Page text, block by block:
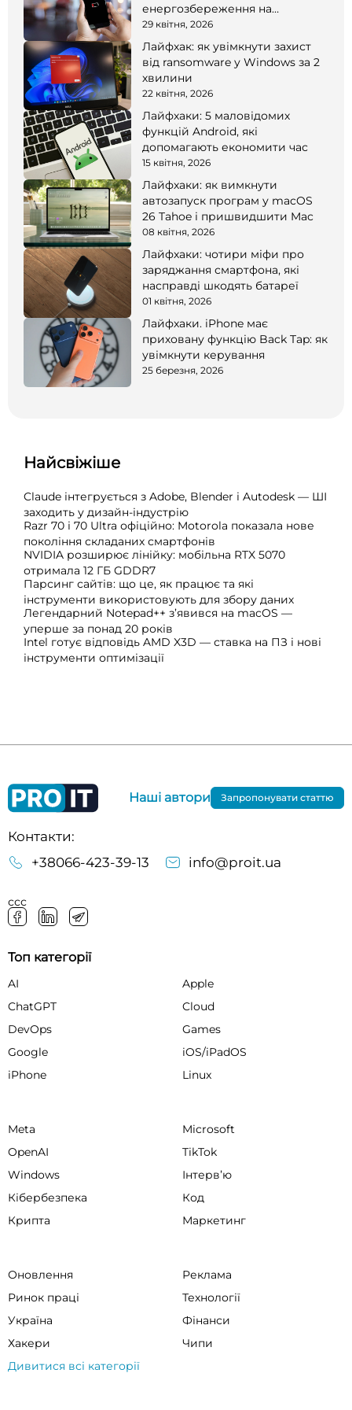
енергозбереження на
смартфоні
29 квітня, 2026
Лайфхак: як увімкнути захист
від ransomware у Windows за 2
хвилини
22 квітня, 2026
Лайфхаки: 5 маловідомих
функцій Android, які
допомагають економити час
15 квітня, 2026
Лайфхаки: як вимкнути
автозапуск програм у macOS
26 Tahoe і пришвидшити Mac
08 квітня, 2026
Лайфхаки: чотири міфи про
заряджання смартфона, які
насправді шкодять батареї
01 квітня, 2026
Лайфхаки. iPhone має
приховану функцію Back Tap: як
увімкнути керування
25 березня, 2026
Найсвіжіше
Claude інтегрується з Adobe, Blender і Autodesk — ШІ
заходить у дизайн-індустрію
Razr 70 і 70 Ultra офіційно: Motorola показала нове
покоління складаних смартфонів
NVIDIA розширює лінійку: мобільна RTX 5070
отримала 12 ГБ GDDR7
Парсинг сайтів: що це, як працює та які
інструменти використовують для збору даних
Легендарний Notepad++ з’явився на macOS —
уперше за понад 20 років
Intel готує відповідь AMD X3D — ставка на ПЗ і нові
інструменти оптимізації
Контакти:
+38066-423-39-13
info@proit.ua
ссс
Наші автори Запропонувати статтю
Топ категорії
AI
Apple
ChatGPT
Cloud
DevOps
Games
Google
iOS/iPadOS
iPhone
Linux
Meta
Microsoft
OpenAI
TikTok
Windows
Інтервʼю
Кібербезпека
Код
Крипта
Маркетинг
Оновлення
Реклама
Ринок праці
Технології
Україна
Фінанси
Хакери
Чипи
Дивитися всі категорії